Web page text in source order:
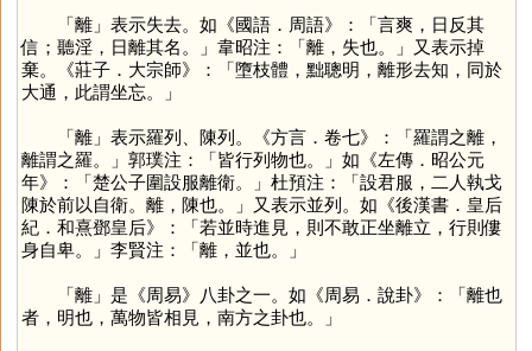
「離」表示失去。如《國語．周語》：「言爽，日反其
信；聽淫，日離其名。」韋昭注：「離，失也。」又表示掉
棄。《莊子．大宗師》：「墮枝體，黜聰明，離形去知，同於
大通，此謂坐忘。」
「離」表示羅列、陳列。《方言．卷七》：「羅謂之離，
離謂之羅。」郭璞注：「皆行列物也。」如《左傳．昭公元
年》：「楚公子圍設服離衛。」杜預注：「設君服，二人執戈
陳於前以自衛。離，陳也。」又表示並列。如《後漢書．皇后
紀．和熹鄧皇后》：「若並時進見，則不敢正坐離立，行則僂
身自卑。」李賢注：「離，並也。」
「離」是《周易》八卦之一。如《周易．說卦》：「離也
者，明也，萬物皆相見，南方之卦也。」